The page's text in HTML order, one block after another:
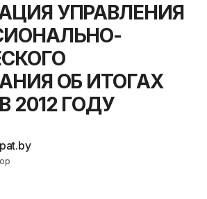
УПРАВЛЕНИЯ
ОБ ИТОГАХ
2012 ГОДУ